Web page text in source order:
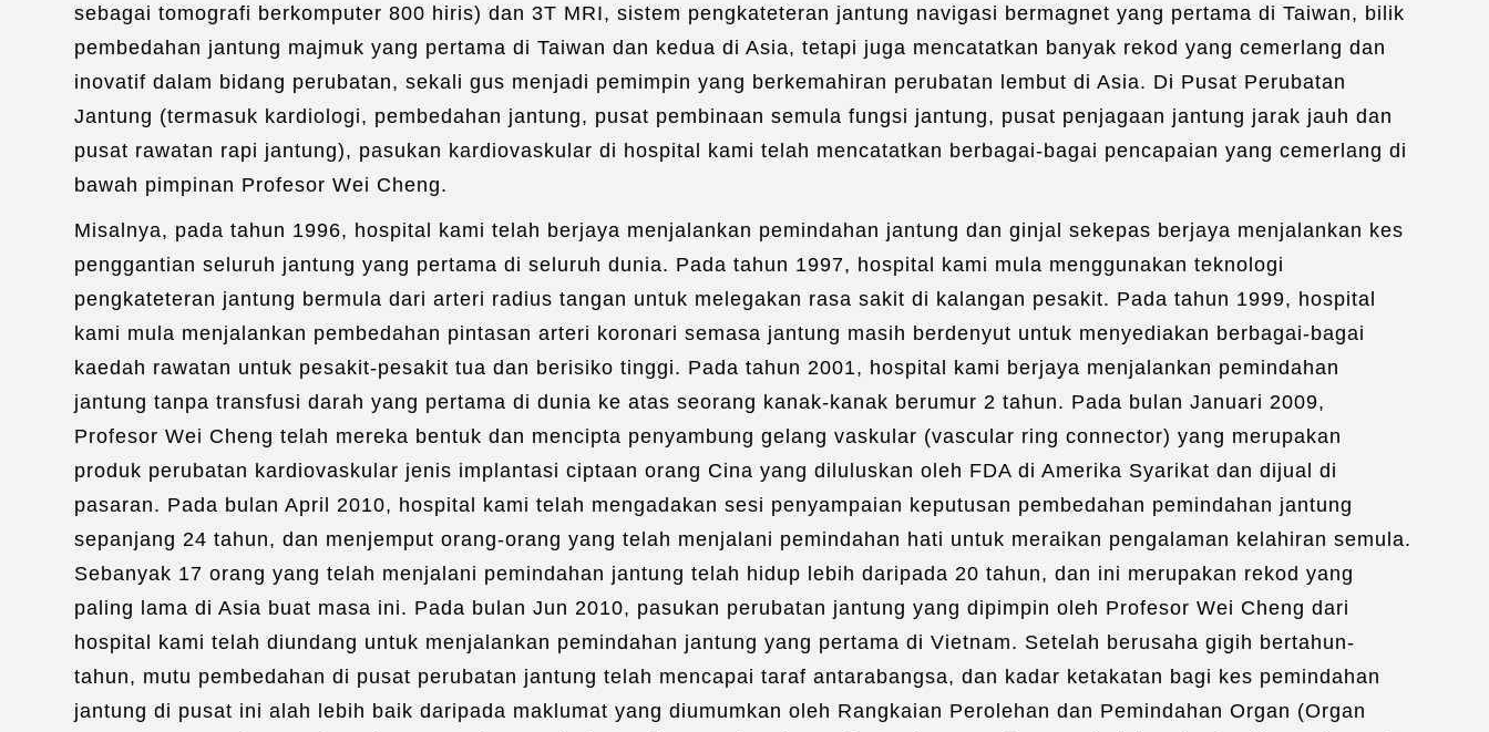
sebagai tomografi berkomputer 800 hiris) dan 3T MRI, sistem pengkateteran jantung navigasi bermagnet yang pertama di Taiwan, bilik
pembedahan jantung majmuk yang pertama di Taiwan dan kedua di Asia, tetapi juga mencatatkan banyak rekod yang cemerlang dan
inovatif dalam bidang perubatan, sekali gus menjadi pemimpin yang berkemahiran perubatan lembut di Asia. Di Pusat Perubatan
Jantung (termasuk kardiologi, pembedahan jantung, pusat pembinaan semula fungsi jantung, pusat penjagaan jantung jarak jauh dan
pusat rawatan rapi jantung), pasukan kardiovaskular di hospital kami telah mencatatkan berbagai-bagai pencapaian yang cemerlang di
bawah pimpinan Profesor Wei Cheng.
Misalnya, pada tahun 1996, hospital kami telah berjaya menjalankan pemindahan jantung dan ginjal sekepas berjaya menjalankan kes
penggantian seluruh jantung yang pertama di seluruh dunia. Pada tahun 1997, hospital kami mula menggunakan teknologi
pengkateteran jantung bermula dari arteri radius tangan untuk melegakan rasa sakit di kalangan pesakit. Pada tahun 1999, hospital
kami mula menjalankan pembedahan pintasan arteri koronari semasa jantung masih berdenyut untuk menyediakan berbagai-bagai
kaedah rawatan untuk pesakit-pesakit tua dan berisiko tinggi. Pada tahun 2001, hospital kami berjaya menjalankan pemindahan
jantung tanpa transfusi darah yang pertama di dunia ke atas seorang kanak-kanak berumur 2 tahun. Pada bulan Januari 2009,
Profesor Wei Cheng telah mereka bentuk dan mencipta penyambung gelang vaskular (vascular ring connector) yang merupakan
produk perubatan kardiovaskular jenis implantasi ciptaan orang Cina yang diluluskan oleh FDA di Amerika Syarikat dan dijual di
pasaran. Pada bulan April 2010, hospital kami telah mengadakan sesi penyampaian keputusan pembedahan pemindahan jantung
sepanjang 24 tahun, dan menjemput orang-orang yang telah menjalani pemindahan hati untuk meraikan pengalaman kelahiran semula.
Sebanyak 17 orang yang telah menjalani pemindahan jantung telah hidup lebih daripada 20 tahun, dan ini merupakan rekod yang
paling lama di Asia buat masa ini. Pada bulan Jun 2010, pasukan perubatan jantung yang dipimpin oleh Profesor Wei Cheng dari
hospital kami telah diundang untuk menjalankan pemindahan jantung yang pertama di Vietnam. Setelah berusaha gigih bertahun-
tahun, mutu pembedahan di pusat perubatan jantung telah mencapai taraf antarabangsa, dan kadar ketakatan bagi kes pemindahan
jantung di pusat ini alah lebih baik daripada maklumat yang diumumkan oleh Rangkaian Perolehan dan Pemindahan Organ (Organ